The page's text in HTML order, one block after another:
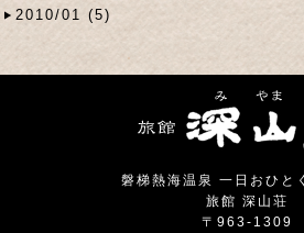
2010/01 (5)
磐梯熱海温泉 一日おひと
旅館 深山荘
〒963-1309